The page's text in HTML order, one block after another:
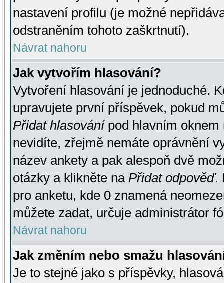
nastavení profilu (je možné
odstraněním tohoto zaškrtnutí).
Návrat nahoru
Jak vytvořím hlasování?
Vytvoření hlasování je jednoduché.
upravujete první příspěvek, pokud
Přidat hlasovánípod hlavním oknem
nevidíte, zřejmě nemáte oprávnění
název ankety a pak alespoň dvě
otázky a klikněte na Přidat odpověď.
pro anketu, kde 0 znamená
můžete zadat, určuje administrátor
Návrat nahoru
Jak změním nebo smažu
Je to stejné jako s příspěvky,